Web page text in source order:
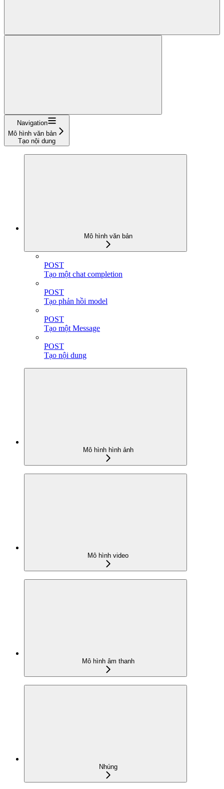
Navigation
Mô hình văn bản
Tạo nội dung
Mô hình văn bản
POST
Tạo một chat completion
POST
Tạo phản hồi model
POST
Tạo một Message
POST
Tạo nội dung
Mô hình hình ảnh
Mô hình video
Mô hình âm thanh
Nhúng